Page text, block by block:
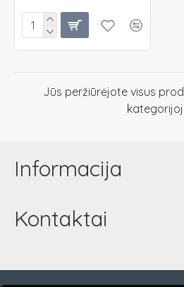
Jūs peržiūrėjote visus
Informacija
Kontaktai